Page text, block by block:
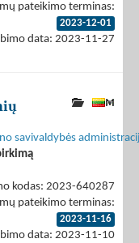
pateikimo terminas:
2023-12-01
data: 2023-11-27
savivaldybės
kodas: 2023-640287
pateikimo terminas:
2023-11-16
data: 2023-11-10